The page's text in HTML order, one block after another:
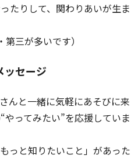
たりして、関わりあいが生ま
三が多いです）
ッセージ
んと一緒に気軽にあそびに来
ってみたい”を応援していま
っと知りたいこと」があった